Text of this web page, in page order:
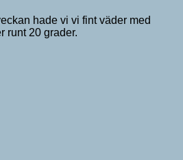
hade vi vi fint väder med
runt 20 grader.